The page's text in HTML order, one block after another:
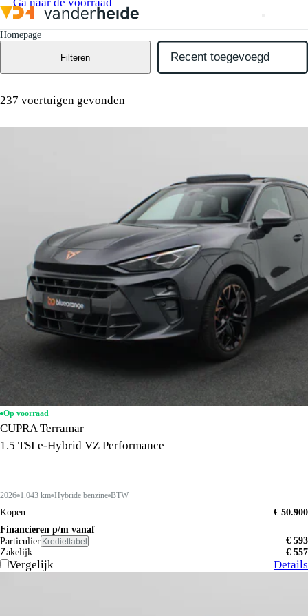
Homepage
237 voertuigen gevonden
Filteren
Op voorraad
CUPRA Terramar
1.5 TSI e-Hybrid VZ Performance
2026 1.043 km Hybride benzine BTW
Kopen
€ 50.900
Financieren p/m vanaf
Particulier Krediettabel
€ 593
Zakelijk
€ 557
Vergelijk Details